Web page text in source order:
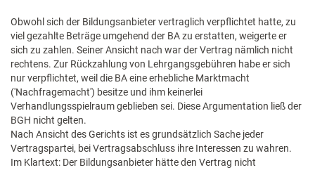
Obwohl sich der Bildungsanbieter vertraglich verpflichtet hatte, zu
viel gezahlte Beträge umgehend der BA zu erstatten, weigerte er
sich zu zahlen. Seiner Ansicht nach war der Vertrag nämlich nicht
rechtens. Zur Rückzahlung von Lehrgangsgebühren habe er sich
nur verpflichtet, weil die BA eine erhebliche Marktmacht
('Nachfragemacht') besitze und ihm keinerlei
Verhandlungsspielraum geblieben sei. Diese Argumentation ließ der
BGH nicht gelten.
Nach Ansicht des Gerichts ist es grundsätzlich Sache jeder
Vertragspartei, bei Vertragsabschluss ihre Interessen zu wahren.
Im Klartext: Der Bildungsanbieter hätte den Vertrag nicht